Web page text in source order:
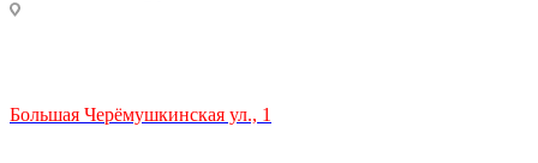
Большая Черёмушкинская ул., 1